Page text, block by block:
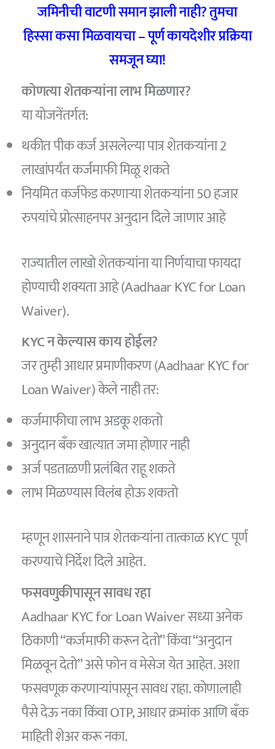
जमिनीची वाटणी समान झाली नाही? तुमचा
हिस्सा कसा मिळवायचा – पूर्ण कायदेशीर प्रक्रिया
समजून घ्या!
कोणत्या शेतकऱ्यांना लाभ मिळणार?
या योजनेंतर्गत:
थकीत पीक कर्ज असलेल्या पात्र शेतकऱ्यांना 2
लाखांपर्यंत कर्जमाफी मिळू शकते
नियमित कर्जफेड करणाऱ्या शेतकऱ्यांना 50 हजार
रुपयांचे प्रोत्साहनपर अनुदान दिले जाणार आहे
राज्यातील लाखो शेतकऱ्यांना या निर्णयाचा फायदा
होण्याची शक्यता आहे (Aadhaar KYC for Loan
Waiver).
KYC न केल्यास काय होईल?
जर तुम्ही आधार प्रमाणीकरण (Aadhaar KYC for
Loan Waiver) केले नाही तर:
कर्जमाफीचा लाभ अडकू शकतो
अनुदान बँक खात्यात जमा होणार नाही
अर्ज पडताळणी प्रलंबित राहू शकते
लाभ मिळण्यास विलंब होऊ शकतो
म्हणून शासनाने पात्र शेतकऱ्यांना तात्काळ KYC पूर्ण
करण्याचे निर्देश दिले आहेत.
फसवणुकीपासून सावध रहा
Aadhaar KYC for Loan Waiver सध्या अनेक
ठिकाणी “कर्जमाफी करून देतो” किंवा “अनुदान
मिळवून देतो” असे फोन व मेसेज येत आहेत. अशा
फसवणूक करणाऱ्यांपासून सावध राहा. कोणालाही
पैसे देऊ नका किंवा OTP, आधार क्रमांक आणि बँक
माहिती शेअर करू नका.